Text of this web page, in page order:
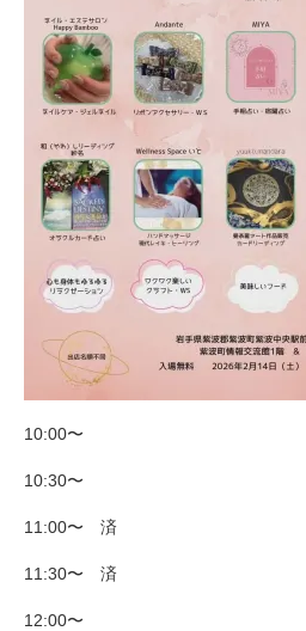
10:00〜
10:30〜
11:00〜 済
11:30〜 済
12:00〜